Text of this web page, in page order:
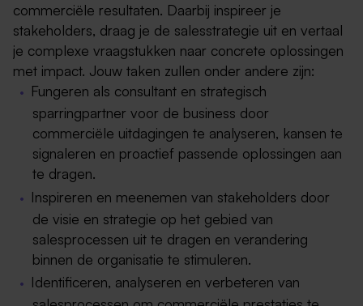
commerciële resultaten. Daarbij inspireer je
stakeholders, draag je de salesstrategie uit en vertaal
je complexe vraagstukken naar concrete oplossingen
met impact. Jouw taken zullen onder andere zijn:
Fungeren als consultant en strategisch
sparringpartner voor de business door
commerciële uitdagingen te analyseren, kansen te
signaleren en proactief passende oplossingen aan
te dragen.
Inspireren en meenemen van stakeholders door
de visie en strategie op het gebied van
salesprocessen uit te dragen en verandering
binnen de organisatie te stimuleren.
Identificeren, analyseren en verbeteren van